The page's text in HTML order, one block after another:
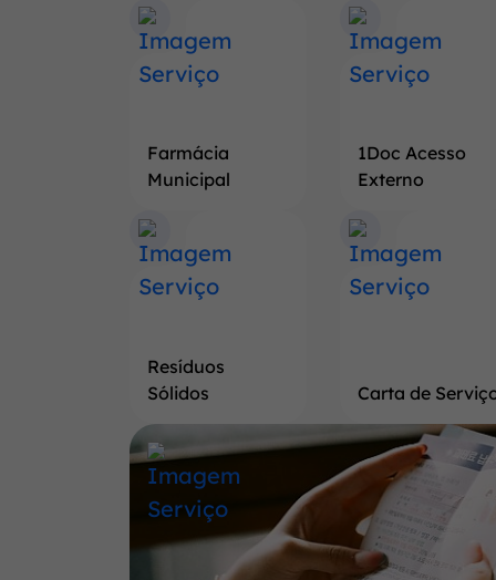
Farmácia
Municipal
1Doc Acesso
Externo
Resíduos
Sólidos
Carta de
Banner
Saiba
mais
respeito